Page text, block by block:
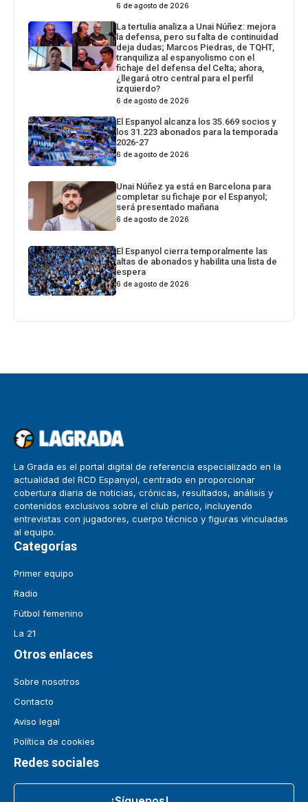
6 de agosto de 2026
La tertulia analiza a Unai Núñez: mejora
la defensa, pero su falta de continuidad
deja dudas; Marcos Piedras, de TQHT,
tranquiliza al espanyolismo con el
fichaje del defensa del Celta; ahora,
¿llegará otro central para el perfil
izquierdo?
6 de agosto de 2026
El Espanyol alcanza los 35.669 socios y
los 31.223 abonados para la temporada
2026-27
6 de agosto de 2026
Unai Núñez ya está en Barcelona para
completar su fichaje por el Espanyol;
será presentado mañana
6 de agosto de 2026
El Espanyol cierra temporalmente las
altas de abonados y habilita una lista de
espera
6 de agosto de 2026
La Grada es el portal digital de referencia especializado en la
actualidad del RCD Espanyol, centrado en proporcionar
cobertura diaria de noticias, crónicas, resultados, análisis y
contenidos exclusivos sobre el club perico, incluyendo
entrevistas con jugadores, cuerpo técnico y figuras vinculadas
al equipo.
Categorías
Primer equipo
Radio
Fútbol femenino
La 21
Otros enlaces
Sobre nosotros
Contacto
Aviso legal
Política de cookies
Redes sociales